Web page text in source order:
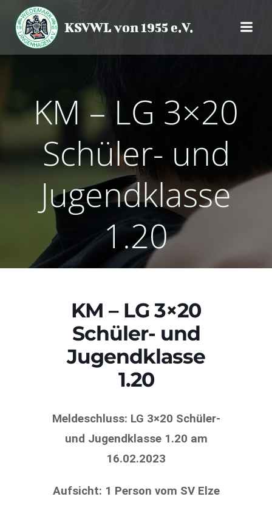
Inhalt
springen
KSVWL von 1955 e.V.
KM – LG 3×20
Schüler- und
Jugendklasse
1.20
KM – LG 3×20
Schüler- und
Jugendklasse
1.20
Meldeschluss: LG 3×20 Schüler-
und Jugendklasse 1.20 am
16.02.2023
Aufsicht: 1 Person vom SV Elze